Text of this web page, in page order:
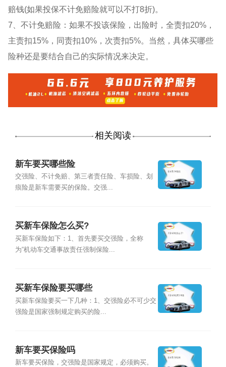
赔钱(如果投保不计免赔险就可以不打8折)。
7、不计免赔险：如果不投该保险，出险时，全责扣20%，
主责扣15%，同责扣10%，次责扣5%。当然，具体买哪些
险种还是要结合自己的实际情况来决定。
相关阅读
新车要买哪些险
交强险、不计免赔、第三者责任险、车损险、划
痕险是新车需要买的保险。交强...
买新车保险怎么买?
买新车保险如下：1、首先要买交强险，全称
为“机动车交通事故责任强制保险...
买新车保险要买哪些
买新车保险要买一下几种：1、交强险必不可少交
强险是国家强制规定购买的险...
新车要买保险吗
新车要买保险，交强险是国家规定，必须购买。